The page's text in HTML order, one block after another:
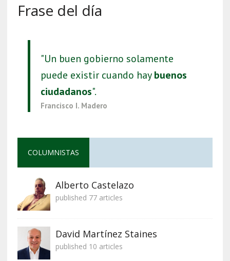
Frase del día
"Un buen gobierno solamente
puede existir cuando haybuenos
ciudadanos".
Francisco I. Madero
COLUMNISTAS
Alberto Castelazo
published 77 articles
David Martínez Staines
published 10 articles